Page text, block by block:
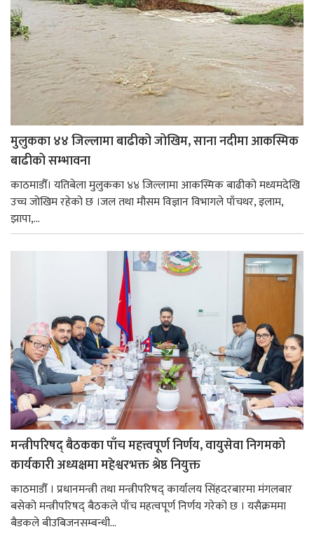
मुलुकका ४४ जिल्लामा बाढीको जोखिम, साना नदीमा आकस्मिक
बाढीको सम्भावना
काठमाडौँ। यतिबेला मुलुकका ४४ जिल्लामा आकस्मिक बाढीको मध्यमदेखि
उच्च जोखिम रहेको छ ।जल तथा मौसम विज्ञान विभागले पाँचथर, इलाम,
झापा,...
मन्त्रीपरिषद् बैठकका पाँच महत्त्वपूर्ण निर्णय, वायुसेवा निगमको
कार्यकारी अध्यक्षमा महेश्वरभक्त श्रेष्ठ नियुक्त
काठमाडौँ । प्रधानमन्त्री तथा मन्त्रीपरिषद् कार्यालय सिंहदरबारमा मंगलबार
बसेको मन्त्रीपरिषद् बैठकले पाँच महत्वपूर्ण निर्णय गरेको छ । यसैक्रममा
बैडकले बीउबिजनसम्बन्धी...